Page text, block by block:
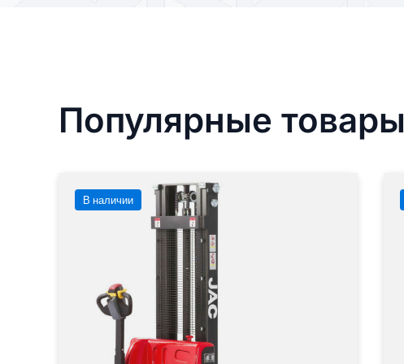
Популярные товары
В наличии